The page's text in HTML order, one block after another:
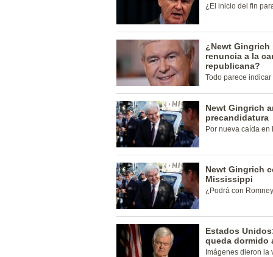
¿El inicio del fin
¿Newt Gingrich
renuncia a la
republicana?
Todo parece
Newt Gingrich
precandidatura
Por nueva caída en
Newt Gingrich
Mississippi
¿Podrá con
Estados
queda dormido
Imágenes dieron la